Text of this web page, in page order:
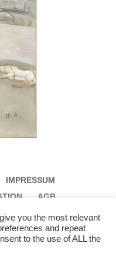
IMPRESSUM
AGB
bis 17:00 Montag:
you the most relevant
and repeat
to the use of ALL the